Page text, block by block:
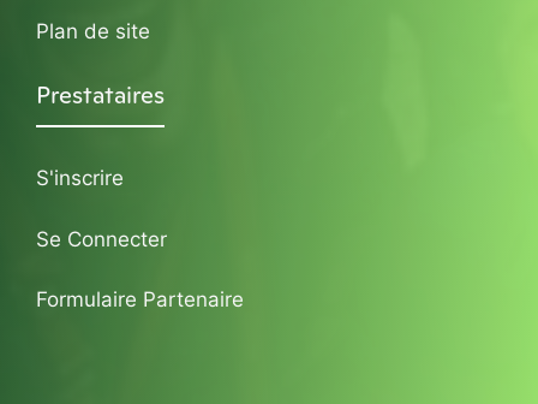
Plan de site
Prestataires
S'inscrire
Se Connecter
Formulaire Partenaire